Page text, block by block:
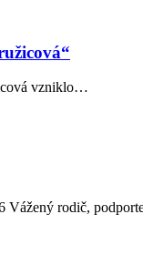
vzniklo…
Vážený rodič,